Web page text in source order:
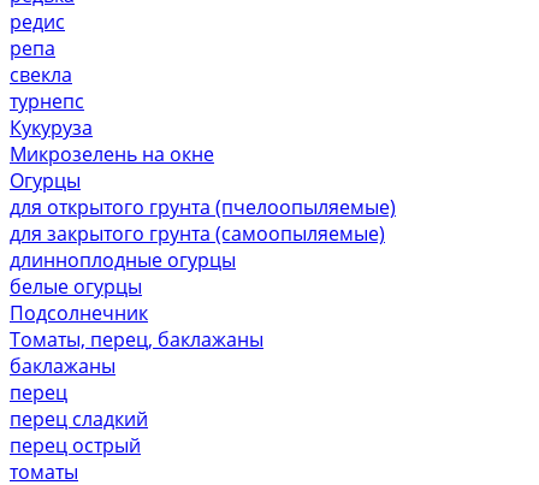
редис
репа
свекла
турнепс
Кукуруза
Микрозелень на окне
Огурцы
для открытого грунта (пчелоопыляемые)
для закрытого грунта (самоопыляемые)
длинноплодные огурцы
белые огурцы
Подсолнечник
Томаты, перец, баклажаны
баклажаны
перец
перец сладкий
перец острый
томаты